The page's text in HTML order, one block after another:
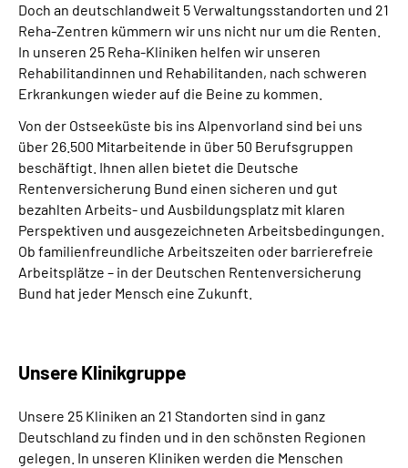
Doch an deutschlandweit 5 Verwaltungsstandorten und 21
Reha-Zentren kümmern wir uns nicht nur um die Renten.
In unseren 25 Reha-Kliniken helfen wir unseren
Rehabilitandinnen und Rehabilitanden, nach schweren
Erkrankungen wieder auf die Beine zu kommen.
Von der Ostseeküste bis ins Alpenvorland sind bei uns
über 26.500 Mitarbeitende in über 50 Berufsgruppen
beschäftigt. Ihnen allen bietet die Deutsche
Rentenversicherung Bund einen sicheren und gut
bezahlten Arbeits- und Ausbildungsplatz mit klaren
Perspektiven und ausgezeichneten Arbeitsbedingungen.
Ob familienfreundliche Arbeitszeiten oder barrierefreie
Arbeitsplätze – in der Deutschen Rentenversicherung
Bund hat jeder Mensch eine Zukunft.
Unsere Klinikgruppe
Unsere 25 Kliniken an 21 Standorten sind in ganz
Deutschland zu finden und in den schönsten Regionen
gelegen. In unseren Kliniken werden die Menschen